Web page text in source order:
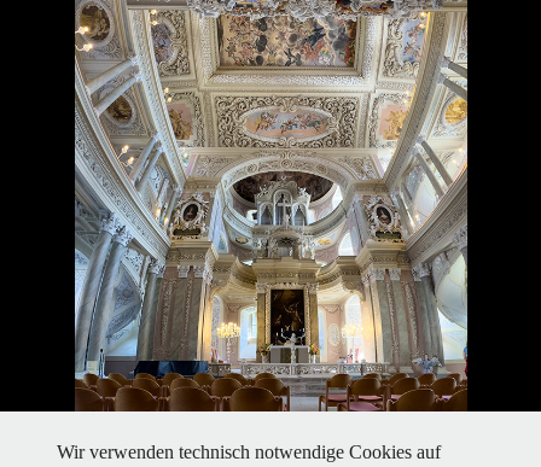
Wir verwenden technisch notwendige Cookies auf